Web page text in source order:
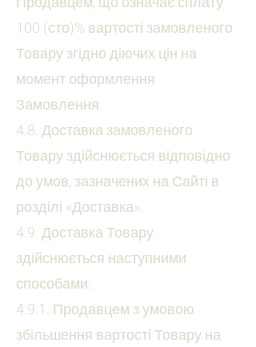
100 (сто)% вартості замовленого
Товару згідно діючих цін на
момент оформлення
Замовлення.
4.8. Доставка замовленого
Товару здійснюється відповідно
до умов, зазначених на Сайті в
розділі «Доставка».
4.9. Доставка Товару
здійснюється наступними
способами:
4.9.1. Продавцем з умовою
збільшення вартості Товару на